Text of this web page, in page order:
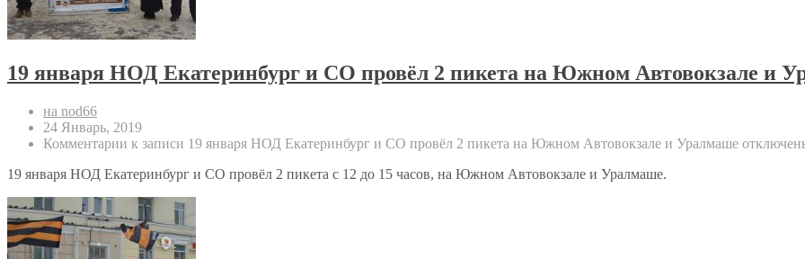
19 января НОД Екатеринбург и СО провёл 2 пикета на Южном Автовокзале и
на nod66
24 Январь, 2019
Комментарии к записи 19 января НОД Екатеринбург и СО провёл 2 пикета на Южном Автовокзале и Уралмаше
19 января НОД Екатеринбург и СО провёл 2 пикета с 12 до 15 часов, на Южном Автовокзале и Уралмаше.